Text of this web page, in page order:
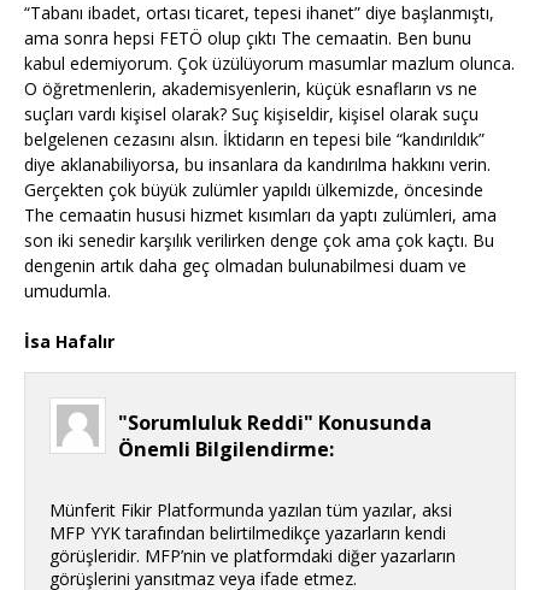
“Tabanı ibadet, ortası ticaret, tepesi ihanet” diye başlanmıştı,
ama sonra hepsi FETÖ olup çıktı The cemaatin. Ben bunu
kabul edemiyorum. Çok üzülüyorum masumlar mazlum olunca.
O öğretmenlerin, akademisyenlerin, küçük esnafların vs ne
suçları vardı kişisel olarak? Suç kişiseldir, kişisel olarak suçu
belgelenen cezasını alsın. İktidarın en tepesi bile “kandırıldık”
diye aklanabiliyorsa, bu insanlara da kandırılma hakkını verin.
Gerçekten çok büyük zulümler yapıldı ülkemizde, öncesinde
The cemaatin hususi hizmet kısımları da yaptı zulümleri, ama
son iki senedir karşılık verilirken denge çok ama çok kaçtı. Bu
dengenin artık daha geç olmadan bulunabilmesi duam ve
umudumla.
İsa Hafalır
"Sorumluluk Reddi" Konusunda
Önemli Bilgilendirme:
Münferit Fikir Platformunda yazılan tüm yazılar, aksi
MFP YYK tarafından belirtilmedikçe yazarların kendi
görüşleridir. MFP’nin ve platformdaki diğer yazarların
görüşlerini yansıtmaz veya ifade etmez.